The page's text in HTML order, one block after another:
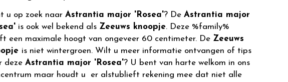
u op zoek naar Astrantia major 'Rosea'? De Astrantia major
is ook wel bekend als Zeeuws knoopje. Deze %family%
een maximale hoogt van ongeveer 60 centimeter. De Zeeuws
is niet wintergroen. Wilt u meer informatie ontvangen of tips
deze Astrantia major 'Rosea'? U bent van harte welkom in ons
maar houdt u er alstublieft rekening mee dat niet alle